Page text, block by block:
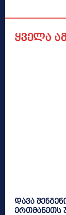
ყველა
დავა
ერთმანეთს